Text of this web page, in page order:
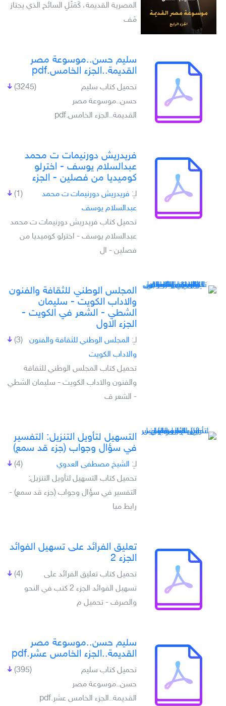
المصرية القديمة، كَمَثَلِ السائح الذي يجتاز
مَف
سليم حسن..موسوعة مصر
القديمة..الجزء الخامس.pdf
(3245)
تحميل كتاب سليم
حسن..موسوعة مصر
القديمة..الجزء الخامس.pdf
فريدريش دورنيمات ت محمد
عبدالسلام يوسف - اخترلو
كوميديا من فصلين - الجزء
(1) لـِ: فريدريش دورنيمات ت محمد
عبدالسلام يوسف
تحميل كتاب فريدريش دورنيمات ت محمد
عبدالسلام يوسف - اخترلو كوميديا من
فصلين - ال
المجلس الوطني للثقافة والفنون
والاداب الكويت - سليمان
الشطي - الشعر في الكويت -
الجزء الاول
(3) لـِ: المجلس الوطني للثقافة والفنون
والاداب الكويت
تحميل كتاب المجلس الوطني للثقافة
والفنون والاداب الكويت - سليمان الشطي
- الشعر ف
التسهيل لتأويل التنزيل: التفسير
في سؤال وجواب (جزء قد سمع)
(4) لـِ: الشيخ مصطفى العدوي
تحميل كتاب التسهيل لتأويل التنزيل:
التفسير في سؤال وجواب (جزء قد سمع) -
رابط مبا
تعليق الفرائد على تسهيل الفوائد
الجزء 2
(4)
تحميل كتاب تعليق الفرائد على
تسهيل الفوائد الجزء 2 كتب في النحو
والصرف - تحميل م
سليم حسن..موسوعة مصر
القديمة..الجزء الخامس عشر.pdf
(395)
تحميل كتاب سليم
حسن..موسوعة مصر
القديمة..الجزء الخامس عشر.pdf